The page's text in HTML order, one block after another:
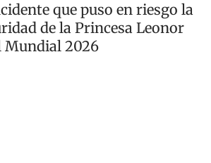
que puso en riesgo la
de la Princesa Leonor
Mundial 2026